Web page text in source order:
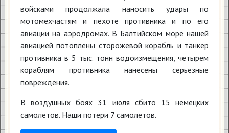
войсками продолжала наносить удары по
мотомехчастям и пехоте противника и по его
авиации на аэродромах. В Балтийском море нашей
авиацией потоплены сторожевой корабль и танкер
противника в 5 тыс. тонн водоизмещения, четырем
кораблям противника нанесены серьезные
повреждения.
В воздушных боях 31 июля сбито 15 немецких
самолетов. Наши потери 7 самолетов.